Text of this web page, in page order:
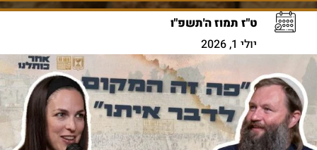
ט"ז תמוז ה'תשפ"ו
יולי 1, 2026